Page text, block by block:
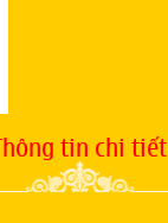
Thông tin chi tiết